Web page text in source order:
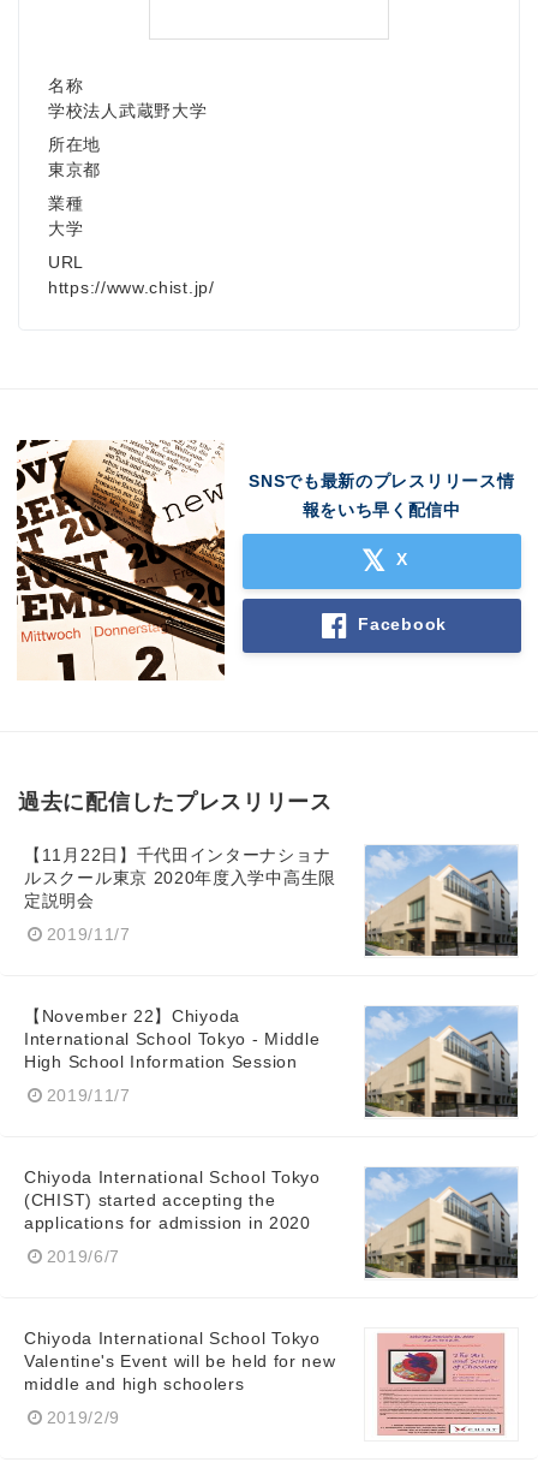
名称
学校法人武蔵野大学
所在地
東京都
業種
大学
URL
https://www.chist.jp/
SNSでも最新のプレスリリース情
報をいち早く配信中
X
Facebook
過去に配信したプレスリリース
【11月22日】千代田インターナショナ
ルスクール東京 2020年度入学中高生限
定説明会
2019/11/7
【November 22】Chiyoda
International School Tokyo - Middle
High School Information Session
2019/11/7
Chiyoda International School Tokyo
(CHIST) started accepting the
applications for admission in 2020
2019/6/7
Chiyoda International School Tokyo
Valentine's Event will be held for new
middle and high schoolers
2019/2/9